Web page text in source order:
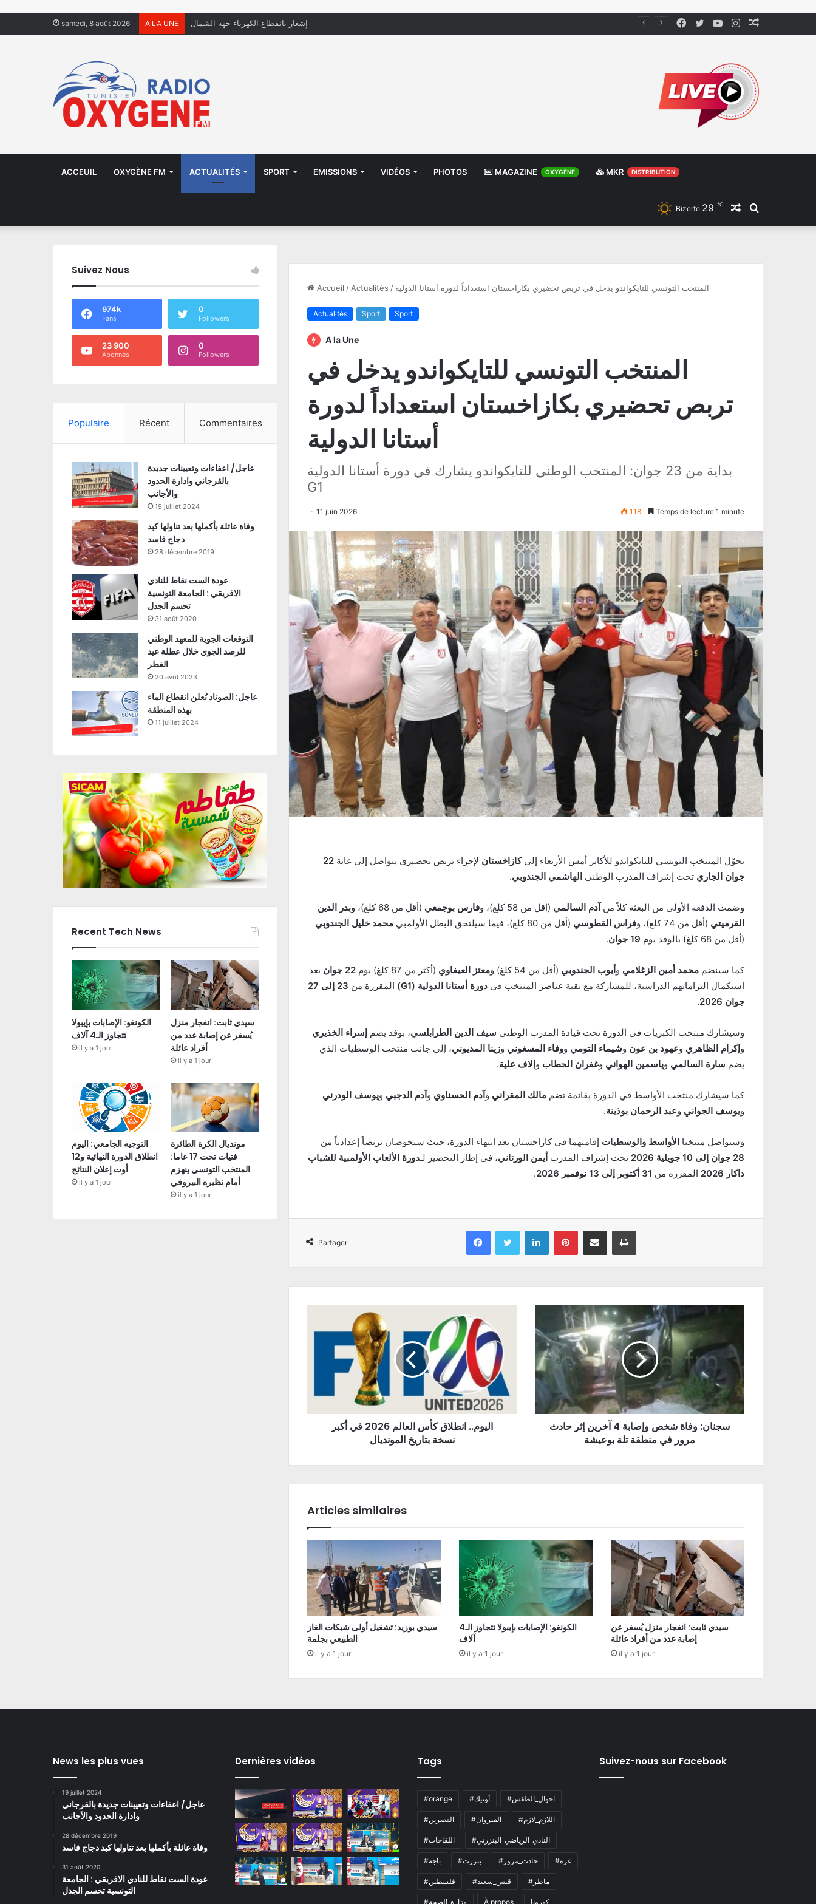
samedi, 8 août 2026 A LA UNE منظّمة تدعو السلطات إلى التدخل بعد تداول صور أطفال يعيشون في الشوارع Instagram
YouTube
Twitter
Facebook
ACCEUIL OXYGÈNE FM ACTUALITÉS SPORT EMISSIONS VIDÉOS PHOTOS MAGAZINE OXYGÈNE MKR DISTRIBUTION
Rechercher
Article
Bizerte 29 ℃
Accueil / Actualités / المنتخب التونسي للتايكواندو يدخل في تربص تحضيري بكازاخستان استعداداً لدورة أستانا الدولية
Actualités Sport Sport
A la Une
المنتخب التونسي للتايكواندو يدخل في
تربص تحضيري بكازاخستان استعداداً لدورة
أستانا الدولية
بداية من 23 جوان: المنتخب الوطني للتايكواندو يشارك في دورة أستانا الدولية
G1
11 juin 2026 118 Temps de lecture 1 minute
تحوّل المنتخب التونسي للتايكواندو للأكابر أمس الأربعاء إلىكازاخستان لإجراء تربص تحضيري يتواصل إلى غاية 22
جوان الجاري تحت إشراف المدرب الوطني الهاشمي الجندوبي.
وضمت الدفعة الأولى من البعثة كلاً منآدم السالمي (أقل من 58 كلغ)، و فارس بوجمعي (أقل من 68 كلغ)، و
بدر الدين
القرميتي (أقل من 74 كلغ)، و فراس القطوسي (أقل من 80 كلغ)، فيما سيلتحق البطل الأولمبي
محمد خليل الجندوبي
(أقل من 68 كلغ) بالوفد يوم
19 جوان .
كما سينضم محمد أمين الزغلامي وأيوب الجندوبي (أقل من 54 كلغ) و معتز العيفاوي (أكثر من 87 كلغ) يوم 22 جوان
بعد
استكمال التزاماتهم الدراسية، للمشاركة مع بقية عناصر المنتخب في دورة أستانا الدولية (G1) المقررة من
23 إلى 27
جوان 2026
.
وسيشارك منتخب الكبريات في الدورة تحت قيادة المدرب الوطني سيف الدين الطرابلسي، بوفد يضم إسراء الخذيري
وإكرام الظاهري وعهود بن عون وشيماء التومي ووفاء المسغوني وزينا المديوني، إلى جانب منتخب الوسطيات الذي
يضم سارة السالمي وياسمين الهواني وغفران الحطاب وإلاف علية.
كما سيشارك منتخب الأواسط في الدورة بقائمة تضم مالك المقراني وآدم الحسناوي وآدم الدجبي ويوسف الودرني
ويوسف الجواني وعبد الرحمان بوذينة.
وسيواصل منتخبا الأواسط والوسطيات إقامتهما في كازاخستان بعد انتهاء الدورة، حيث سيخوضان تربصاً إعدادياً من
28 جوان إلى 10 جويلية 2026
تحت إشراف المدرب أيمن الورتاني، في إطار التحضير لـدورة الألعاب الأولمبية للشباب
داكار 2026
المقررة من 31 أكتوبر إلى 13 نوفمبر 2026 .
Partager
Facebook Twitter Linkedin Pinterest Partager par email Imprimer
اليوم.. انطلاق كأس العالم 2026 في أكبر
نسخة بتاريخ المونديال
سجنان: وفاة شخص وإصابة 4 آخرين إثر حادث
مرور في منطقة تلة بوعيشة
Articles similaires
سيدي بوزيد: تشغيل أولى شبكات الغاز
الطبيعي بجلمة
il y a 1 jour
الكونغو: الإصابات بإيبولا تتجاوز الـ4
آلاف
il y a 1 jour
سيدي ثابت: انفجار منزل يُسفر عن
إصابة عدد من أفراد عائلة
il y a 1 jour
Suivez Nous
974k
Fans
0
Followers
23 900
Abonnés
0
Followers
Populaire Récent Commentaires
عاجل/ اعفاءات وتعيينات جديدة
بالقرجاني وادارة الحدود
والأجانب
19 juillet 2024
وفاة عائلة بأكملها بعد تناولها كبد
دجاج فاسد
28 décembre 2019
عودة الست نقاط للنادي
الافريقي : الجامعة التونسية
تحسم الجدل
31 août 2020
التوقعات الجوية للمعهد الوطني
للرصد الجوي خلال عطلة عيد
الفطر
20 avril 2023
عاجل: الصوناد تُعلن انقطاع الماء
بهذه المنطقة
11 juillet 2024
Recent Tech News
الكونغو: الإصابات بإيبولا
تتجاوز الـ4 آلاف
il y a 1 jour
سيدي ثابت: انفجار منزل
يُسفر عن إصابة عدد من
أفراد عائلة
il y a 1 jour
التوجيه الجامعي: اليوم
انطلاق الدورة النهائية و12
أوت إعلان النتائج
il y a 1 jour
مونديال الكرة الطائرة
فتيات تحت 17 عاما:
المنتخب التونسي ينهزم
أمام نظيره البيروفي
il y a 1 jour
News les plus vues
19 juillet 2024
عاجل/ اعفاءات وتعيينات جديدة بالقرجاني
وادارة الحدود والأجانب
28 décembre 2019
وفاة عائلة بأكملها بعد تناولها كبد دجاج فاسد
31 août 2020
عودة الست نقاط للنادي الافريقي : الجامعة
التونسية تحسم الجدل
Dernières vidéos Tags
#orange #أوتيك #احوال_الطقس
#القصرين #القيروان #اللازم_لازم
#اللقاحات #النادي_الرياضي_البنزرتي
#باجة #بنزرت #حادث_مرور #غزة
#فلسطين #قيس_سعيد #ماطر
#وزارة_الصحة À propos كورونا
Suivez-nous sur Facebook